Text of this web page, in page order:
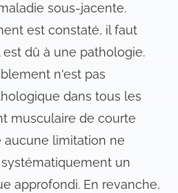
sous-jacente.
est constaté, il faut
dû à une pathologie.
n'est pas
dans tous les
musculaire de courte
aucune limitation ne
un
approfondi. En revanche,